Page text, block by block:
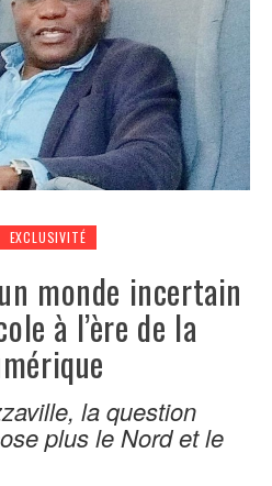
EXCLUSIVITÉ
monde incertain
à l’ère de la
la question
plus le Nord et le